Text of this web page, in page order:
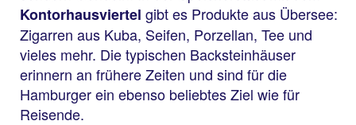
Kontorhausviertel gibt es Produkte aus Übersee:
Zigarren aus Kuba, Seifen, Porzellan, Tee und
vieles mehr. Die typischen Backsteinhäuser
erinnern an frühere Zeiten und sind für die
Hamburger ein ebenso beliebtes Ziel wie für
Reisende.